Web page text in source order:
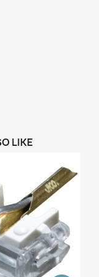
LIKE